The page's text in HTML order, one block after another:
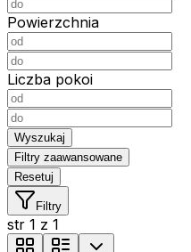
Powierzchnia
Liczba pokoi
Wyszukaj
Filtry zaawansowane
Resetuj
Filtry
str 1 z 1